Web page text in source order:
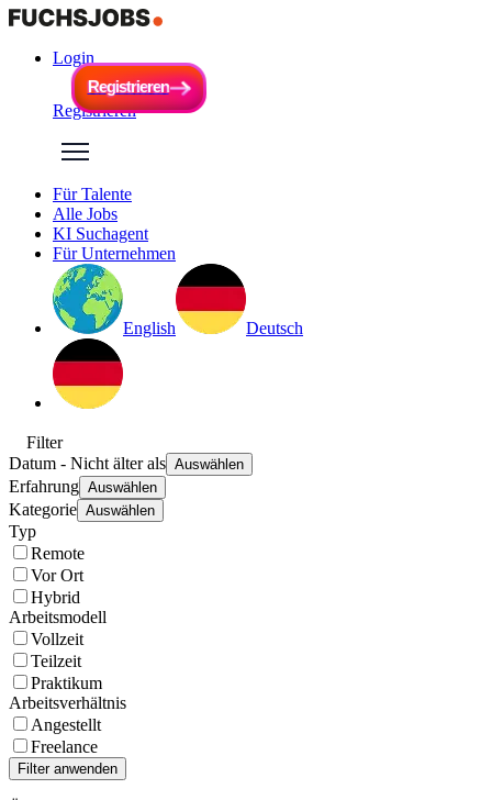
Login
Registrieren
Registrieren
Registrieren
Für Talente
Alle Jobs
KI Suchagent
Für Unternehmen
English Deutsch
Filter
Datum - Nicht älter als Auswählen
Erfahrung Auswählen
Kategorie Auswählen
Typ
Remote
Vor Ort
Hybrid
Arbeitsmodell
Vollzeit
Teilzeit
Praktikum
Arbeitsverhältnis
Angestellt
Freelance